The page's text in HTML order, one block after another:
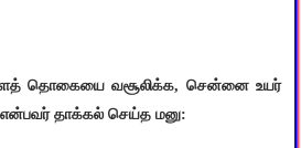
தொகையை வசூலிக்க, சென்னை உயர்
என்பவர் தாக்கல் செய்த மனு: